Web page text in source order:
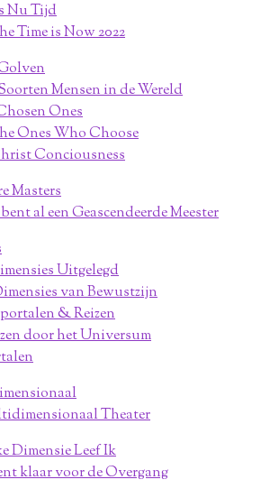
Nu Tijd
Time is Now 2022
Mensen in de Wereld
Ones
Ones Who Choose
Conciousness
Masters
bent al een Geascendeerde Meester
Uitgelegd
van Bewustzijn
& Reizen
door het Universum
Theater
Dimensie Leef Ik
klaar voor de Overgang